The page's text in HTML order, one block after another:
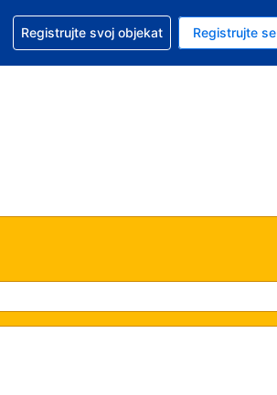
trenutna valuta je američki dolar
Vaš trenutni jezik je Srpskom
Zatražite pomoć u vezi sa rezervacijom
Registrujte svoj objekat Registrujte se